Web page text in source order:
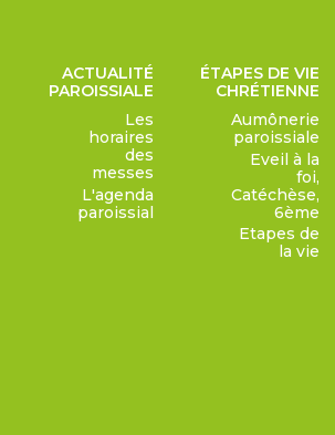
ACTUALITÉ
PAROISSIALE
Les
horaires
des
messes
L'agenda
paroissial
ÉTAPES DE VIE
CHRÉTIENNE
Aumônerie
paroissiale
Eveil à la
foi,
Catéchèse,
6ème
Etapes de
la vie